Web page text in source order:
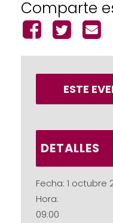
Comparte
ESTE
DETALLES
Fecha: 1 octubre
Hora:
09:00